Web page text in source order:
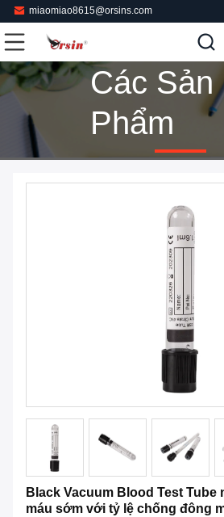
miaomiao8615@orsins.com
Các Sản
Phẩm
Black Vacuum Blood Test
máu sớm với tỷ lệ chống đông